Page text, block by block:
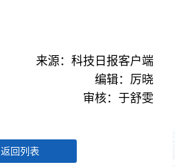
来源：科技日报客户端
编辑：厉晓
审核：于舒雯
返回列表